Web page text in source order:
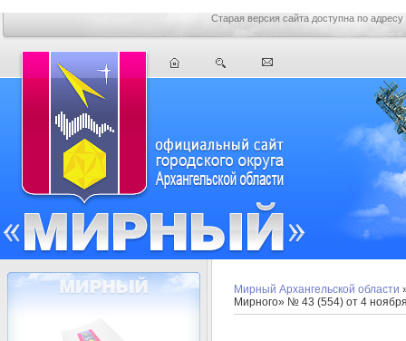
Старая версия сайта доступна по адресу
Мирный Архангельской области
Мирного» № 43 (554) от 4